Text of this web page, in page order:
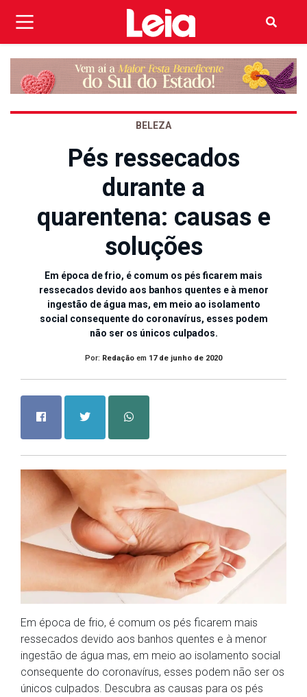
BELEZA
Pés ressecados
durante a
quarentena: causas e
soluções
Em época de frio, é comum os pés ficarem mais
ressecados devido aos banhos quentes e à menor
ingestão de água mas, em meio ao isolamento
social consequente do coronavírus, esses podem
não ser os únicos culpados.
Por: Redação em 17 de junho de 2020
Em época de frio, é comum os pés ficarem mais
ressecados devido aos banhos quentes e à menor
ingestão de água mas, em meio ao isolamento social
consequente do coronavírus, esses podem não ser os
únicos culpados. Descubra as causas para os pés